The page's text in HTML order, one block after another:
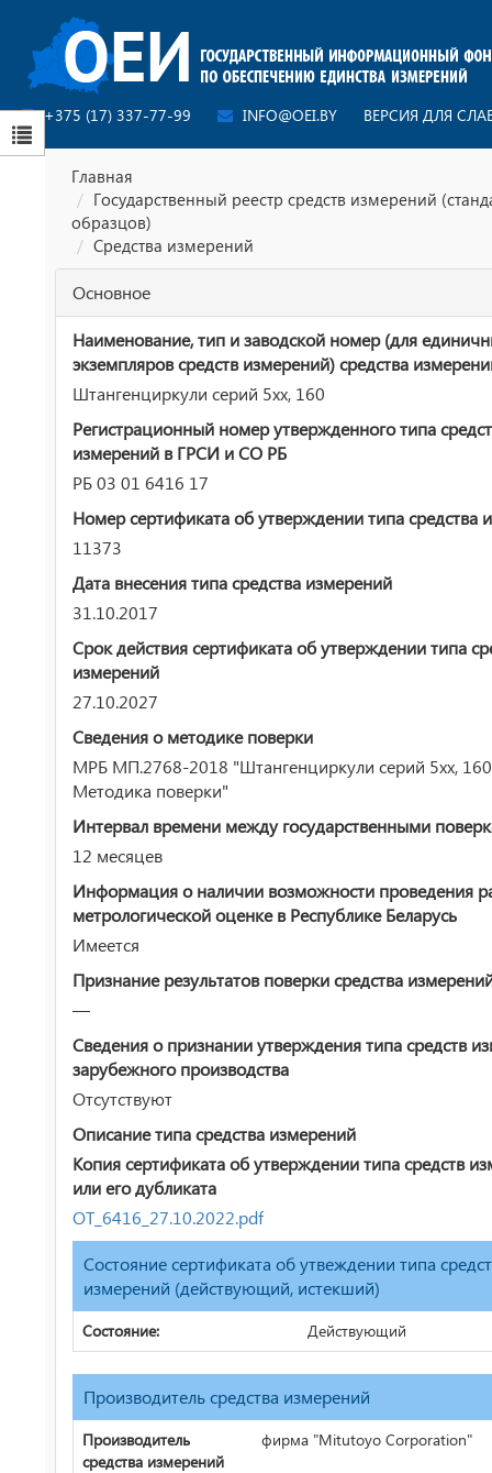
+375 (17) 337-77-99 INFO@OEI.BY ВЕРСИЯ ДЛЯ
Главная
Государственный реестр средств измерений
образцов)
Средства измерений
Основное
Наименование, тип и заводской номер (для
экземпляров средств измерений) средства
Штангенциркули серий 5хх, 160
Регистрационный номер утвержденного типа
измерений в ГРСИ и СО РБ
РБ 03 01 6416 17
Номер сертификата об утверждении типа средства
11373
Дата внесения типа средства измерений
31.10.2017
Срок действия сертификата об утверждении типа
измерений
27.10.2027
Сведения о методике поверки
МРБ МП.2768-2018 "Штангенциркули серий 5хх,
Методика поверки"
Интервал времени между государственными
12 месяцев
Информация о наличии возможности проведения
метрологической оценке в Республике Беларусь
Имеется
Признание результатов поверки средства
—
Сведения о признании утверждения типа средств
зарубежного производства
Отсутствуют
Описание типа средства измерений
Копия сертификата об утверждении типа средств
или его дубликата
ОТ_6416_27.10.2022.pdf
Состояние сертификата об утвеждении типа
измерений (действующий, истекший)
Состояние: Действующий
Производитель средства измерений
Производитель
средства измерений
фирма "Mitutoyo Corporation"